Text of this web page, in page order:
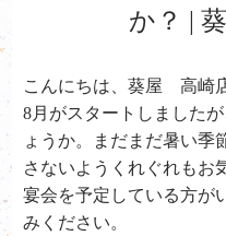
か？ |
こんにちは、葵屋 高崎
8月がスタートしました
ょうか。まだまだ暑い季
さないようくれぐれもお
宴会を予定している方が
みください。